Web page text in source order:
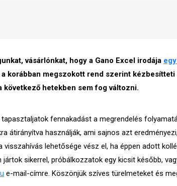
vásárlónkat, hogy a Gano Excel irodája
a korábban megszokott rend szerint
következő hetekben sem fog változni.
fennakadást a megrendelés
átirányítva használják, ami sajnos azt
lehetősége vész el, ha éppen adott
sikerrel, próbálkozzatok egy kicsit később,
e-mail-címre. Köszönjük szíves türelmeteket és